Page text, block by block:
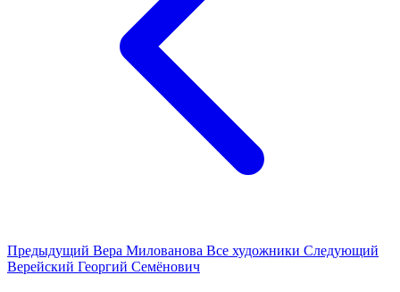
Предыдущий Вера Милованова Все художники Следующий
Верейский Георгий Семёнович